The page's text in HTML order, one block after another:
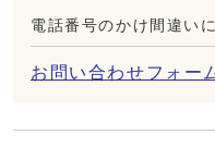
電話番号のかけ間違い
お問い合わせフォー